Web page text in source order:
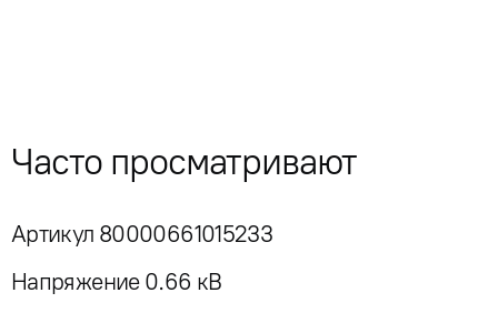
Часто просматривают
Артикул 80000661015233
Напряжение 0.66 кВ